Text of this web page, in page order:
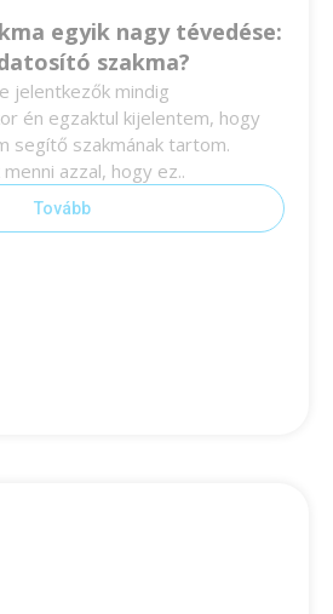
egyik nagy tévedése:
szakma?
jelentkezők mindig
én egzaktul kijelentem, hogy
segítő szakmának tartom.
azzal, hogy ez..
Tovább